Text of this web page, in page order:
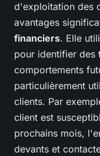
d'exploitation des
avantages
financiers. Elle
pour identifier des
comportements
particulièrement
clients. Par
client est
prochains mois,
devants et